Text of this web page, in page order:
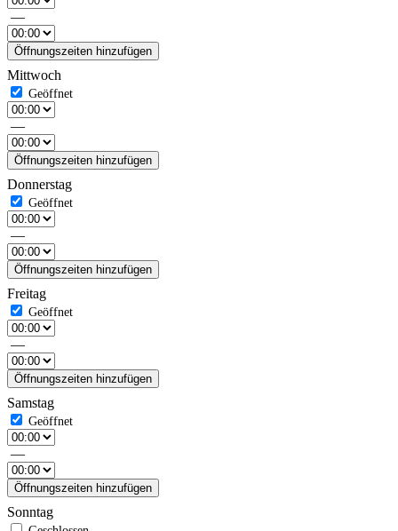
—
Öffnungszeiten hinzufügen
Mittwoch
—
Öffnungszeiten hinzufügen
Donnerstag
—
Öffnungszeiten hinzufügen
Freitag
—
Öffnungszeiten hinzufügen
Samstag
—
Öffnungszeiten hinzufügen
Sonntag